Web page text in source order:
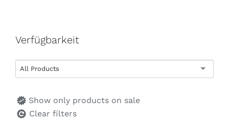
Verfügbarkeit
All Products
Show only products on sale
Clear filters